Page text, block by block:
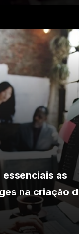
essenciais as
na criação